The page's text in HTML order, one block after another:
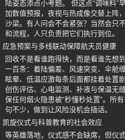
陆姿态添点小考题。 但这点“调味料”
加数值预报，夜视与热成像交替上阵
沙梁。有人问会不会紧张？当然会只
和流程，人只负责把它们执行到位。
应急预案与多线联动保障航天员健康
回收不是看谁跑得快，而是看谁先想
一百条：着陆偏差、风速突变、伞舱
眩晕、低温应激每条后面都挂着处置
创伤评估、心电监测、补液与保温无
保任何烟火隐患被“秒懂秒处置”。所
句不少，做到让风险没机会插话。
凯旋仪式与科普教育的社会效应
等英雄落地，仪式感不会缺席，但仪式